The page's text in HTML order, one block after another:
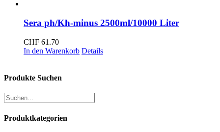
Sera ph/Kh-minus 2500ml/10000 Liter
CHF 61.70
In den Warenkorb Details
Produkte Suchen
Produktkategorien